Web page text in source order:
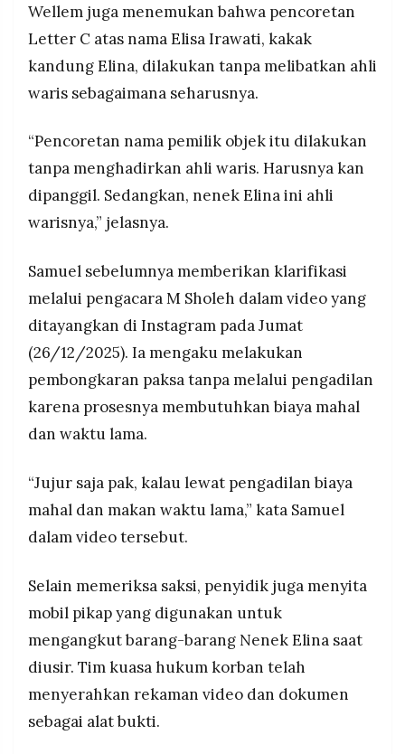
Wellem juga menemukan bahwa pencoretan
Letter C atas nama Elisa Irawati, kakak
kandung Elina, dilakukan tanpa melibatkan ahli
waris sebagaimana seharusnya.
“Pencoretan nama pemilik objek itu dilakukan
tanpa menghadirkan ahli waris. Harusnya kan
dipanggil. Sedangkan, nenek Elina ini ahli
warisnya,” jelasnya.
Samuel sebelumnya memberikan klarifikasi
melalui pengacara M Sholeh dalam video yang
ditayangkan di Instagram pada Jumat
(26/12/2025). Ia mengaku melakukan
pembongkaran paksa tanpa melalui pengadilan
karena prosesnya membutuhkan biaya mahal
dan waktu lama.
“Jujur saja pak, kalau lewat pengadilan biaya
mahal dan makan waktu lama,” kata Samuel
dalam video tersebut.
Selain memeriksa saksi, penyidik juga menyita
mobil pikap yang digunakan untuk
mengangkut barang-barang Nenek Elina saat
diusir. Tim kuasa hukum korban telah
menyerahkan rekaman video dan dokumen
sebagai alat bukti.